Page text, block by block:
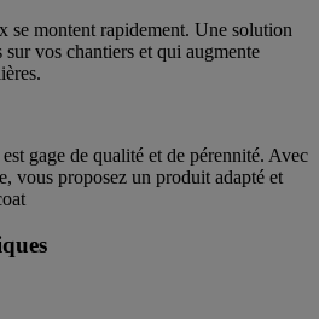
se montent rapidement. Une solution
vos chantiers et qui augmente
gage de qualité et de pérennité. Avec
vous proposez un produit adapté et